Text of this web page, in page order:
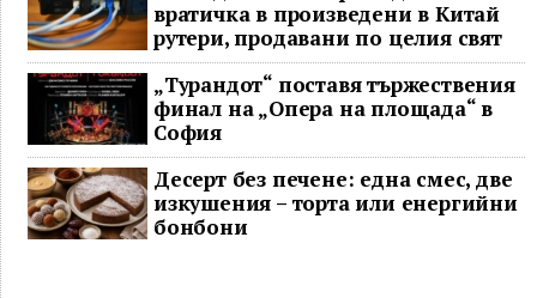
вратичка в произведени в Китай
рутери, продавани по целия свят
„Турандот“ поставя тържествения
финал на „Опера на площада“ в
София
Десерт без печене: една смес, две
изкушения – торта или енергийни
бонбони